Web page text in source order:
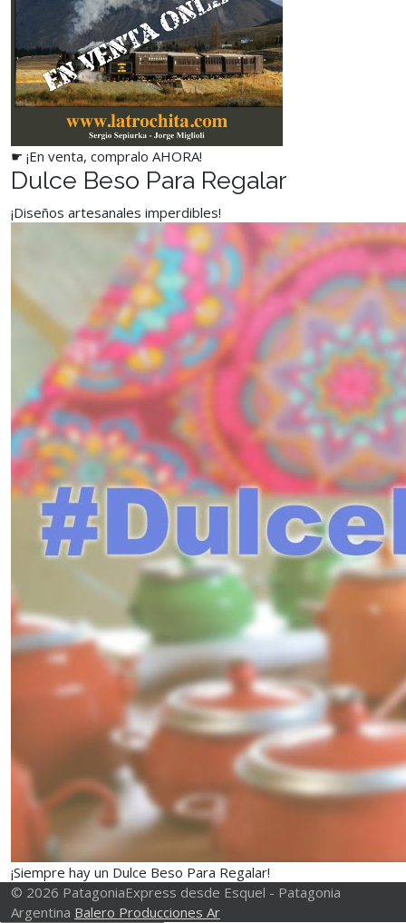
☛ ¡En venta, compralo AHORA!
Dulce Beso Para Regalar
¡Diseños artesanales imperdibles!
¡Siempre hay un Dulce Beso Para Regalar!
© 2026 PatagoniaExpress desde Esquel - Patagonia
Argentina Balero Producciones Ar